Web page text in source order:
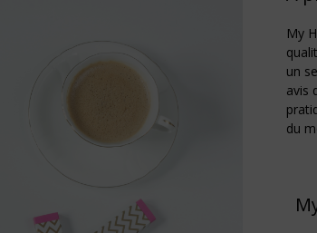
My
un
avis
du